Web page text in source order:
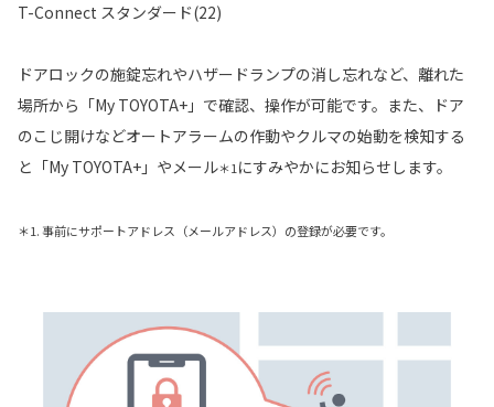
T-Connect スタンダード(22)
ドアロックの施錠忘れやハザードランプの消し忘れなど、離れた
場所から「My TOYOTA+」で確認、操作が可能です。また、ドア
のこじ開けなどオートアラームの作動やクルマの始動を検知する
と「My TOYOTA+」やメール＊1にすみやかにお知らせします。
＊1. 事前にサポートアドレス（メールアドレス）の登録が必要です。